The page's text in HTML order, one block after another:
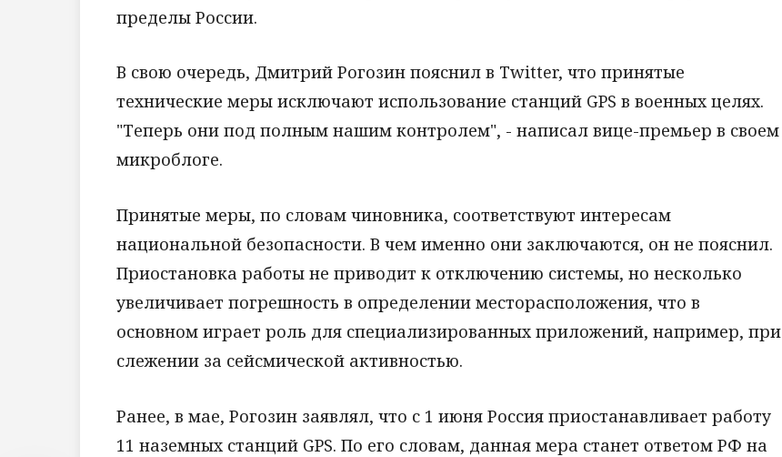
пределы России.
В свою очередь, Дмитрий Рогозин пояснил в Twitter, что принятые
технические меры исключают использование станций GPS в военных целях.
"Теперь они под полным нашим контролем", - написал вице-премьер в своем
микроблоге.
Принятые меры, по словам чиновника, соответствуют интересам
национальной безопасности. В чем именно они заключаются, он не пояснил.
Приостановка работы не приводит к отключению системы, но несколько
увеличивает погрешность в определении месторасположения, что в
основном играет роль для специализированных приложений, например, при
слежении за сейсмической активностью.
Ранее, в мае, Рогозин заявлял, что с 1 июня Россия приостанавливает работу
11 наземных станций GPS. По его словам, данная мера станет ответом РФ на